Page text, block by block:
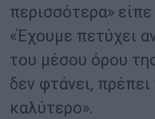
περισσότερα»
«Έχουμε πετύχει
του μέσου όρου
δεν φτάνει,
καλύτερο».